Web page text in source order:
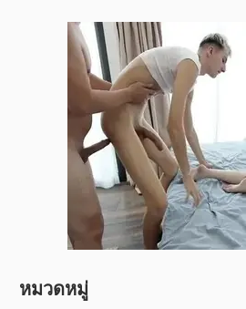
หมวดหมู่